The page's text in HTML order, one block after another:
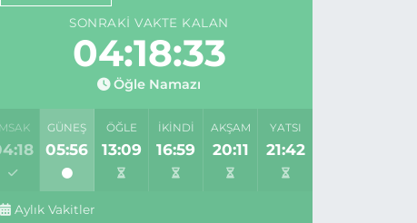
SONRAKI VAKTE KALAN
04:18:32
Öğle Namazı
GÜNEŞ
05:56
ÖĞLE
13:09
İKINDI
16:59
AKŞAM
20:11
YATSI
21:42
Aylık Vakitler